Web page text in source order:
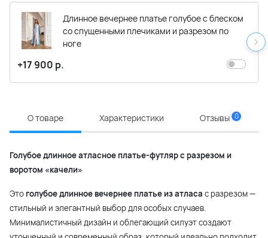
Длинное вечернее платье голубое с блеском
со спущенными плечиками и разрезом по
ноге
+17 900 р.
О товаре Характеристики Отзывы 0
Голубое длинное атласное платье-футляр с разрезом и
воротом «качели»
Это голубое длинное вечернее платье из атласа с разрезом —
стильный и элегантный выбор для особых случаев.
Минималистичный дизайн и облегающий силуэт создают